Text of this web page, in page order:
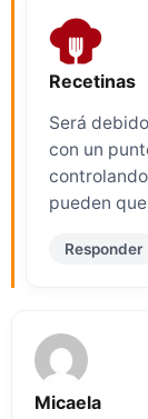
Recetinas
Será
con un
pueden
Responder
Micaela